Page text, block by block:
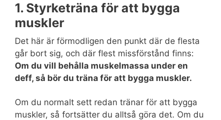
1. Styrketräna för att bygga
muskler
Det här är förmodligen den punkt där de flesta
går bort sig, och där flest missförstånd finns:
Om du vill behålla muskelmassa under en
deff, så bör du träna för att bygga muskler.
Om du normalt sett redan tränar för att bygga
muskler, så fortsätter du alltså göra det. Om du